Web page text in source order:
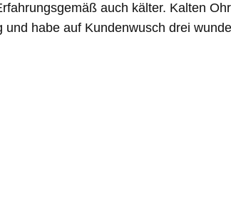
auch kälter. Kalten
habe auf Kundenwusch drei